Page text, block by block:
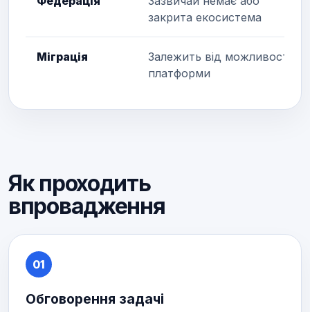
закрита екосистема
Міграція
Залежить від можливостей
платформи
Як проходить
впровадження
01
Обговорення задачі